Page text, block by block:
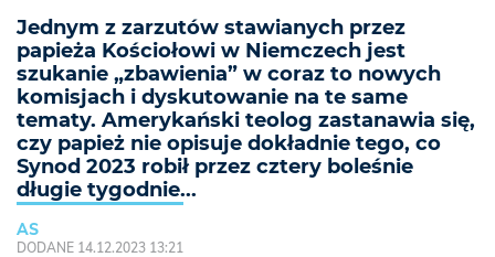
Jednym z zarzutów stawianych przez
papieża Kościołowi w Niemczech jest
szukanie „zbawienia” w coraz to nowych
komisjach i dyskutowanie na te same
tematy. Amerykański teolog zastanawia się,
czy papież nie opisuje dokładnie tego, co
Synod 2023 robił przez cztery boleśnie
długie tygodnie...
AS
DODANE 14.12.2023 13:21